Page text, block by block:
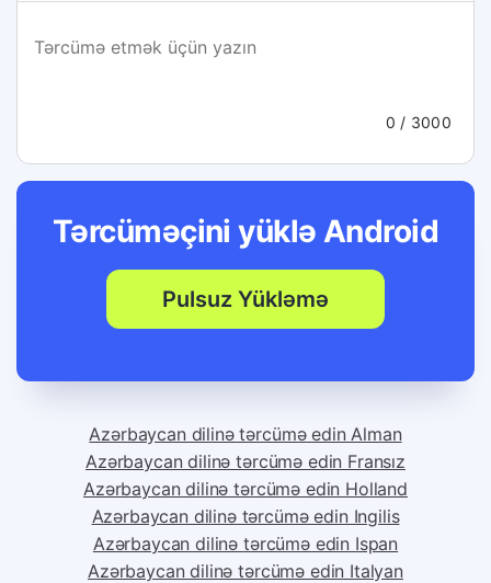
0 / 3000
Tərcüməçini yüklə Android
Pulsuz Yükləmə
Azərbaycan dilinə tərcümə edin Alman
Azərbaycan dilinə tərcümə edin Fransız
Azərbaycan dilinə tərcümə edin Holland
Azərbaycan dilinə tərcümə edin Ingilis